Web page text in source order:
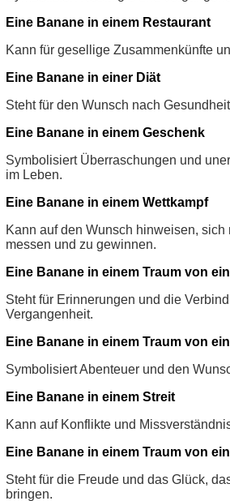
Eine Banane in einem Restaurant
Kann für gesellige Zusammenkünfte
Eine Banane in einer Diät
Steht für den Wunsch nach
Eine Banane in einem Geschenk
Symbolisiert Überraschungen und
im Leben.
Eine Banane in einem Wettkampf
Kann auf den Wunsch hinweisen, sich
messen und zu gewinnen.
Eine Banane in einem Traum von
Steht für Erinnerungen und die
Vergangenheit.
Eine Banane in einem Traum von
Symbolisiert Abenteuer und den
Eine Banane in einem Streit
Kann auf Konflikte und
Eine Banane in einem Traum von
Steht für die Freude und das Glück,
bringen.